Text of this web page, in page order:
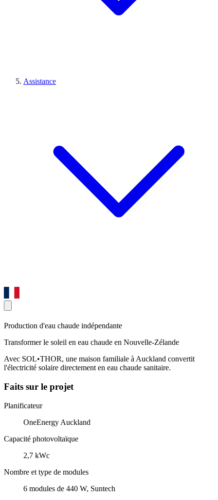
Assistance
Production d'eau chaude indépendante
Transformer le soleil en eau chaude en Nouvelle-Zélande
Avec SOL•THOR, une maison familiale à Auckland convertit
l'électricité solaire directement en eau chaude sanitaire.
Faits sur le projet
Planificateur
OneEnergy Auckland
Capacité photovoltaïque
2,7 kWc
Nombre et type de modules
6 modules de 440 W, Suntech